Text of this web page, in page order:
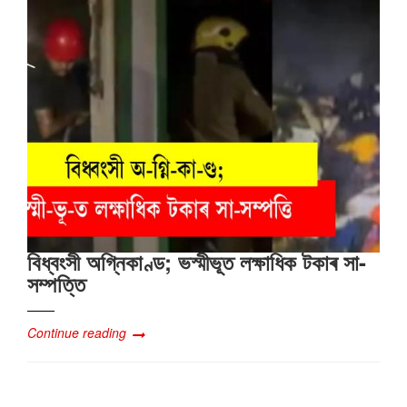
বিধ্বংসী অগ্নিকাণ্ড; ভস্মীভূত লক্ষাধিক টকাৰ সা-
সম্পত্তি
Continue reading